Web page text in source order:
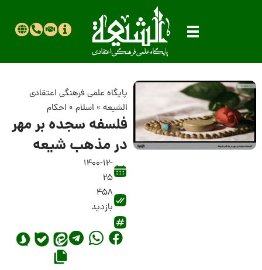
پایگاه علمی فرهنگی اعتقادی
الشیعه» اسلام» احکام
فلسفه سجده بر مهر
در مذهب شیعه
1400-12-
25
458
بازدید